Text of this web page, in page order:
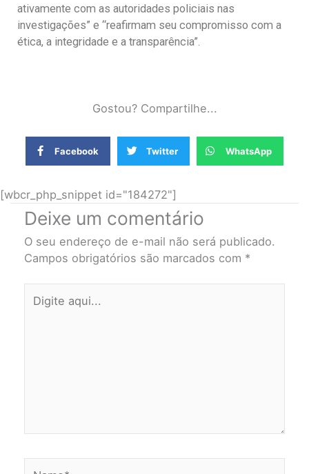
ativamente com as autoridades policiais nas
investigações” e “reafirmam seu compromisso com a
ética, a integridade e a transparência”.
Gostou? Compartilhe...
Facebook Twitter WhatsApp
[wbcr_php_snippet id="184272"]
Deixe um comentário
O seu endereço de e-mail não será publicado.
Campos obrigatórios são marcados com *
aqui...